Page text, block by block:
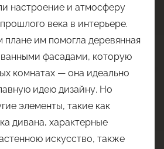
настроение и атмосферу
века в интерьере.
им помогла деревянная
фасадами, которую
комнатах — она идеально
идею дизайну. Но
элементы, такие как
дивана, характерные
искусство, также